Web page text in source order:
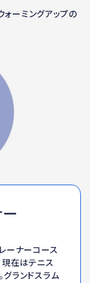
ォーミングアップの
ーナーコース
現在はテニス
ランドスラム